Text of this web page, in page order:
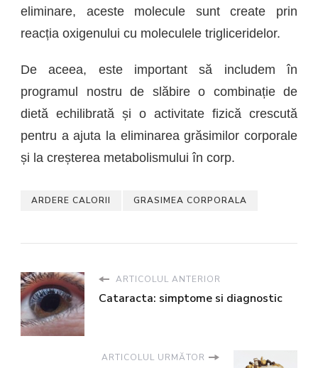
eliminare, aceste molecule sunt create prin
reacția oxigenului cu moleculele trigliceridelor.
De aceea, este important să includem în
programul nostru de slăbire o combinație de
dietă echilibrată și o activitate fizică crescută
pentru a ajuta la eliminarea grăsimilor corporale
și la creșterea metabolismului în corp.
ARDERE CALORII GRASIMEA CORPORALA
ARTICOLUL ANTERIOR
Cataracta: simptome si diagnostic
ARTICOLUL URMĂTOR